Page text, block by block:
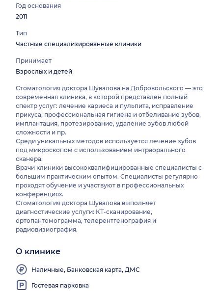
Год основания
2011
Тип
Частные специализированные клиники
Принимает
Взрослых и детей
Стоматология доктора Шувалова на Добровольского — это
современная клиника, в которой представлен полный
спектр услуг: лечение кариеса и пульпита, исправление
прикуса, профессиональная гигиена и отбеливание зубов,
имплантация, протезирование, удаление зубов любой
сложности и пр.
Среди уникальных методов используется лечение зубов
под микроскопом с использованием интраорального
сканера.
Врачи клиники высококвалифицированные специалисты с
большим практическим опытом. Специалисты регулярно
проходят обучение и участвуют в профессиональных
конференциях.
Стоматология доктора Шувалова выполняет
диагностические услуги: КТ-сканирование,
ортопантомограмма, телерентгенография и
радиовизиография.
О клинике
Наличные, Банковская карта, ДМС
Гостевая парковка